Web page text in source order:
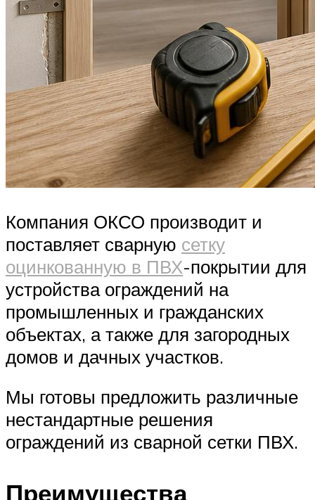
Компания ОКСО производит и
поставляет сварную сетку
оцинкованную в ПВХ-покрытии для
устройства ограждений на
промышленных и гражданских
объектах, а также для загородных
домов и дачных участков.
Мы готовы предложить различные
нестандартные решения
ограждений из сварной сетки ПВХ.
Преимущества